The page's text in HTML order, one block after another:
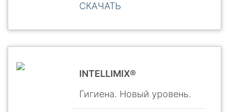
СКАЧАТЬ
INTELLIMIX®
Гигиена. Новый уровень.